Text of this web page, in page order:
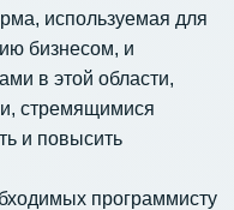
используемая для
бизнесом, и
в этой области,
стремящимися
и повысить
программисту